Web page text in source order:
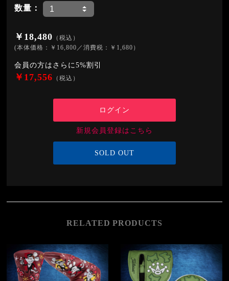
数量：
￥18,480 （税込）
(本体価格：￥16,800／消費税：￥1,680）
会員の方はさらに5%割引
￥17,556 （税込）
ログイン
新規会員登録はこちら
SOLD OUT
RELATED PRODUCTS